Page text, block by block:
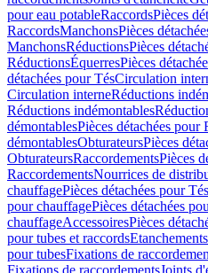
pour eau potableRaccordsPièces
RaccordsManchonsPièces
ManchonsRéductionsPièces
RéductionsÉquerresPièces
détachées pour TésCirculation
Circulation interneRéductions
Réductions indémontables
démontablesPièces détachées pour
démontablesObturateursPièces
ObturateursRaccordementsPièces
RaccordementsNourrices de
chauffagePièces détachées pour
pour chauffagePièces détachées
chauffageAccessoiresPièces
pour tubes et raccords
pour tubesFixations de
Fixations de raccordementsJoints